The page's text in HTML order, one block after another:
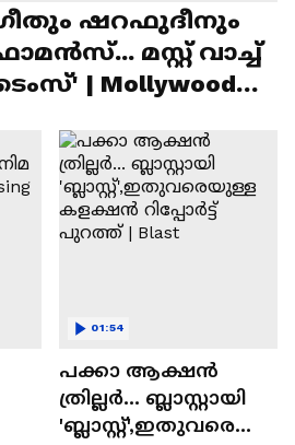
ഷറഫുദീനും
മസ്റ്റ് വാച്ച്
| Mollywood
പക്കാ ആക്ഷൻ
ത്രില്ലർ... ബ്ലാസ്റ്റായി
'ബ്ലാസ്റ്റ്',ഇതുവരെയു
01:54